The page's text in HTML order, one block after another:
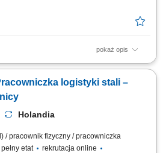
pokaż opis
i ilości skompletowanych zamówień;
ewentualnych niezgodności;
języka angielskiego; osoby
logistyki stali –
Holandia
/ pracownik fizyczny / pracowniczka
pełny etat
rekrutacja online